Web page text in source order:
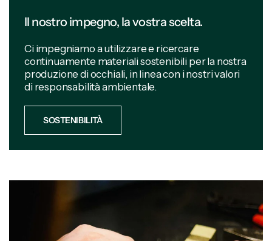
Il nostro impegno, la vostra scelta.
Ci impegniamo a utilizzare e ricercare
continuamente materiali sostenibili per la nostra
produzione di occhiali, in linea con i nostri valori
di responsabilità ambientale.
SOSTENIBILITÀ